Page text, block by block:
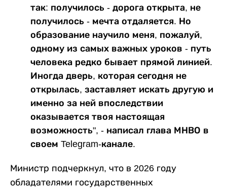
так: получилось - дорога открыта, не
получилось - мечта отдаляется. Но
образование научило меня, пожалуй,
одному из самых важных уроков - путь
человека редко бывает прямой линией.
Иногда дверь, которая сегодня не
открылась, заставляет искать другую и
именно за ней впоследствии
оказывается твоя настоящая
возможность", - написал глава МНВО в
своем Telegram-канале.
Министр подчеркнул, что в 2026 году
обладателями государственных